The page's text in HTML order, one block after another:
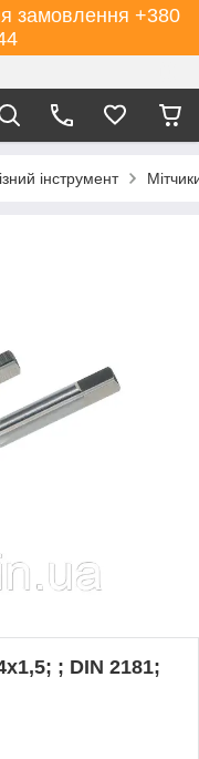
замовлення +380
інструмент
; DIN 2181;